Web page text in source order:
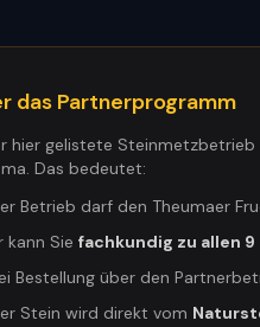
das Partnerprogramm
hier gelistete Steinmetzbetrieb
Das bedeutet:
Betrieb darf den Theumaer
kann Sie fachkundig zu allen
Bestellung über den
Stein wird direkt vom